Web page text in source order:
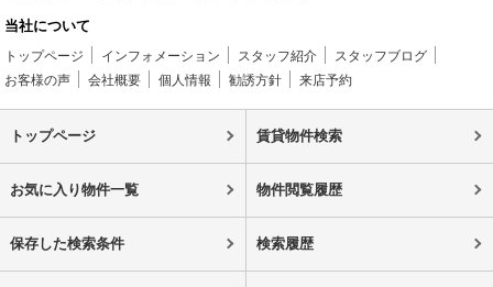
当社について
トップページ インフォメーション スタッフ紹介
スタッフブログ
お客様の声
会社概要 個人情報 勧誘方針 来店予約
トップページ 賃貸物件検索
お気に入り物件一覧 物件閲覧履歴
保存した検索条件 検索履歴